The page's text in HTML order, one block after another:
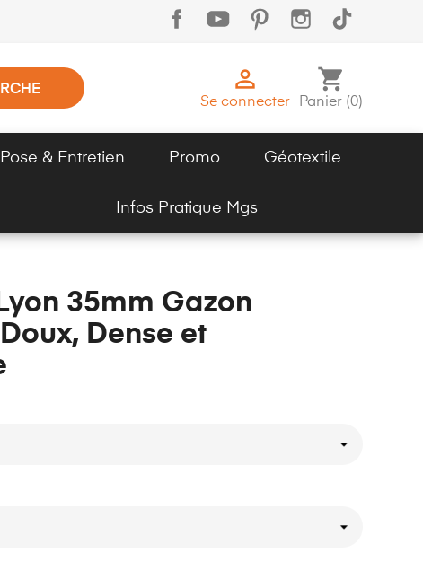

Se connecter
shopping_cart
Panier (0)
& Entretien Promo Géotextile
Infos Pratique Mgs
35mm Gazon
Dense et